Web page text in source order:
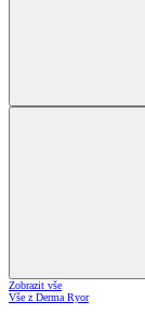
Zobrazit vše
Vše z Derma Ryor